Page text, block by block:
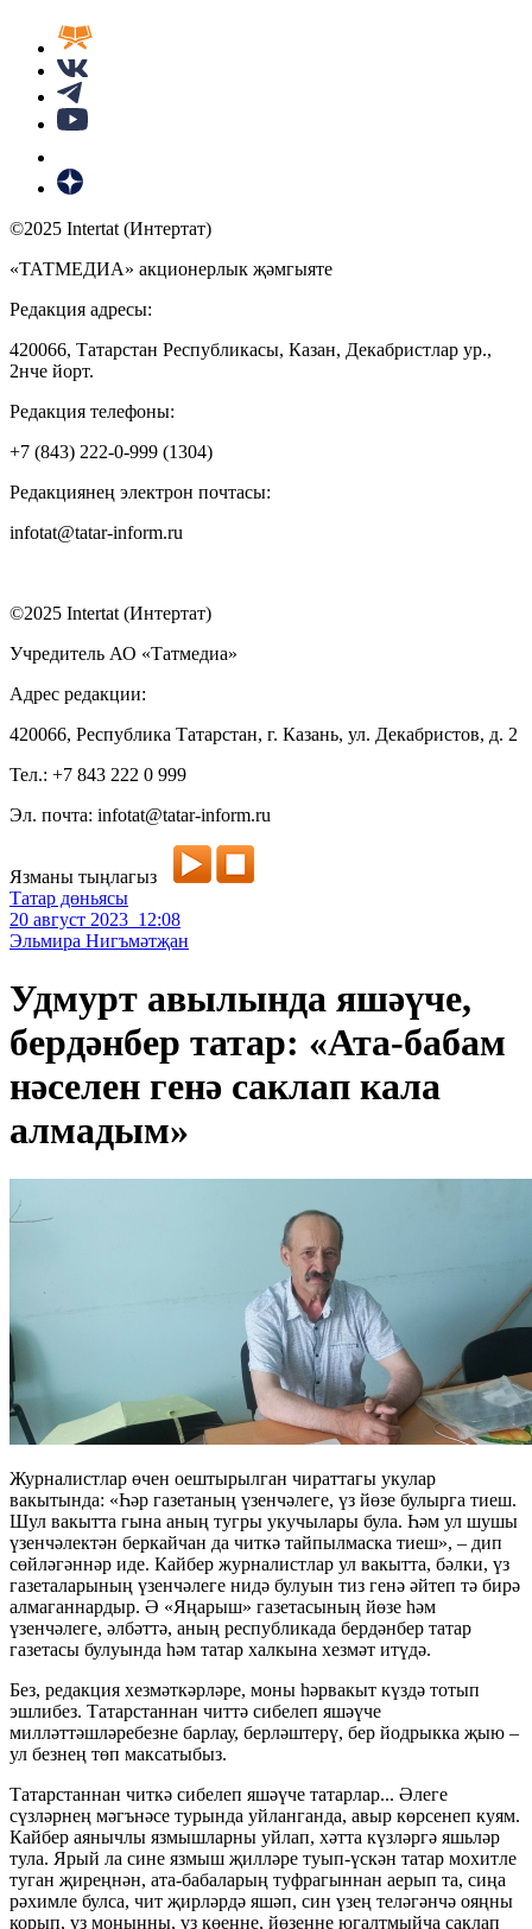
©2025 Intertat (Интертат)
«ТАТМЕДИА» акционерлык җәмгыяте
Редакция адресы:
420066, Татарстан Республикасы, Казан, Декабристлар ур.,
2нче йорт.
Редакция телефоны:
+7 (843) 222-0-999 (1304)
Редакциянең электрон почтасы:
infotat@tatar-inform.ru
©2025 Intertat (Интертат)
Учредитель АО «Татмедиа»
Адрес редакции:
420066, Республика Татарстан, г. Казань, ул. Декабристов, д. 2
Тел.: +7 843 222 0 999
Эл. почта: infotat@tatar-inform.ru
Язманы тыңлагыз
Татар дөньясы
20 август 2023 12:08
Эльмира Нигъмәтҗан
Удмурт авылында яшәүче,
бердәнбер татар: «Ата-бабам
нәселен генә саклап кала
алмадым»
Журналистлар өчен оештырылган чираттагы укулар
вакытында: «Һәр газетаның үзенчәлеге, үз йөзе булырга тиеш.
Шул вакытта гына аның тугры укучылары була. Һәм ул шушы
үзенчәлектән беркайчан да читкә тайпылмаска тиеш», – дип
сөйләгәннәр иде. Кайбер журналистлар ул вакытта, бәлки, үз
газеталарының үзенчәлеге нидә булуын тиз генә әйтеп тә бирә
алмаганнардыр. Ә «Яңарыш» газетасының йөзе һәм
үзенчәлеге, әлбәттә, аның республикада бердәнбер татар
газетасы булуында һәм татар халкына хезмәт итүдә.
Без, редакция хезмәткәрләре, моны һәрвакыт күздә тотып
эшлибез. Татарстаннан читтә сибелеп яшәүче
милләттәшләребезне барлау, берләштерү, бер йодрыкка җыю –
ул безнең төп максатыбыз.
Татарстаннан читкә сибелеп яшәүче татарлар... Әлеге
сүзләрнең мәгънәсе турында уйланганда, авыр көрсенеп куям.
Кайбер аянычлы язмышларны уйлап, хәтта күзләргә яшьләр
тула. Ярый ла сине язмыш җилләре туып-үскән татар мохитле
туган җиреңнән, ата-бабаларың туфрагыннан аерып та, сиңа
рәхимле булса, чит җирләрдә яшәп, син үзең теләгәнчә ояңны
корып, үз моңыңны, үз көеңне, йөзеңне югалтмыйча саклап